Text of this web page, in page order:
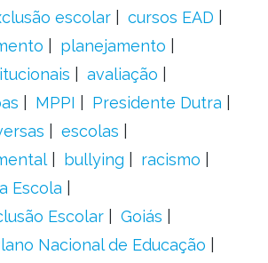
escolar
cursos EAD
planejamento
avaliação
MPPI
Presidente Dutra
escolas
bullying
racismo
Escola
Escolar
Goiás
Nacional de Educação